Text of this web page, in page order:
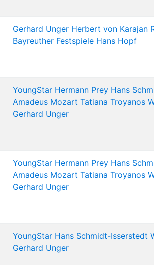
Gerhard Unger Herbert von Karajan
Bayreuther Festspiele Hans Hopf
YoungStar Hermann Prey Hans
Amadeus Mozart Tatiana Troyanos
Gerhard Unger
YoungStar Hermann Prey Hans
Amadeus Mozart Tatiana Troyanos
Gerhard Unger
YoungStar Hans Schmidt-Isserstedt
Gerhard Unger